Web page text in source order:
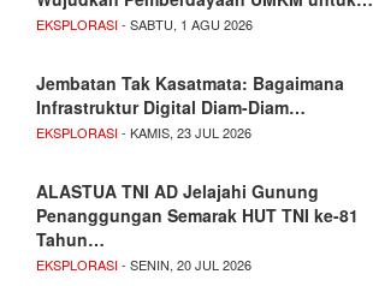
EKSPLORASI- SABTU, 1 AGU 2026
Jembatan Tak Kasatmata: Bagaimana
Infrastruktur Digital Diam-Diam…
EKSPLORASI- KAMIS, 23 JUL 2026
ALASTUA TNI AD Jelajahi Gunung
Penanggungan Semarak HUT TNI ke-81
Tahun…
EKSPLORASI- SENIN, 20 JUL 2026